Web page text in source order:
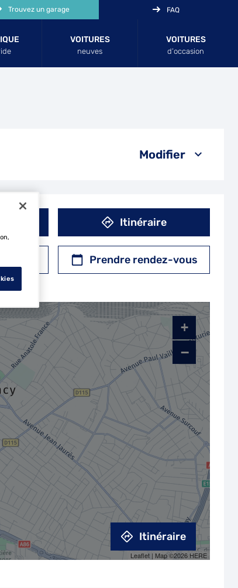
VOITURES
neuves
VOITURES
d’occasion
Trouvez un garage FAQ
Modifier
Itinéraire
Prendre rendez-vous
+
−
Leaflet | Map ©2026HERE
Itinéraire